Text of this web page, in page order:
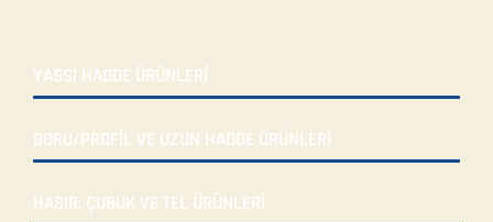
YASSI HADDE ÜRÜNLERİ
BORU/PROFİL VE UZUN HADDE ÜRÜNLERİ
HASIR, ÇUBUK VE TEL ÜRÜNLERİ